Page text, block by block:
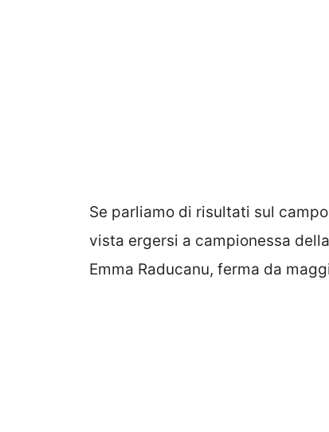
Se parliamo di risultati sul
vista ergersi a campionessa
Emma Raducanu, ferma da